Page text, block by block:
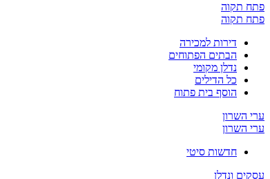
פתח תקוה
פתח תקוה
דירות למכירה
הבתים הפתוחים
נדלן מקומי
כל הדילים
הוסף בית פתוח
ערי השרון
ערי השרון
חדשות סיטי
עסקים ונדלן